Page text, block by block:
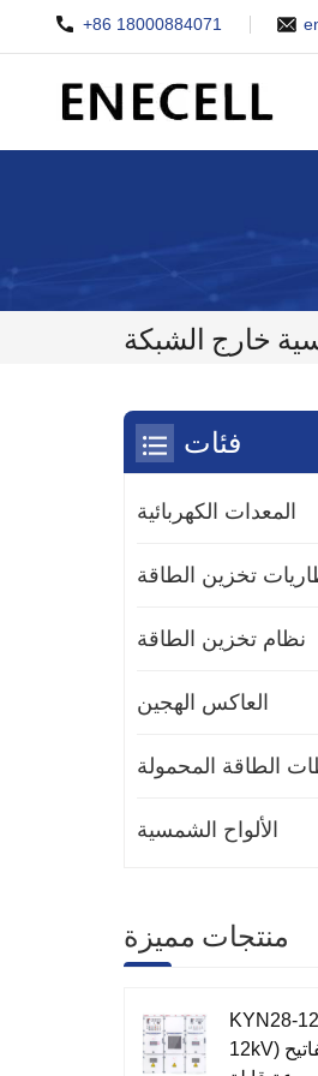
+86 18000884071
خارج الشبكة
فئات
المعدات الكهربائية
تخزين الطاقة
نظام تخزين الطاقة
العاكس الهجين
الطاقة المحمولة
الألواح الشمسية
منتجات مميزة
KYN28-
12kV) مجموعة مفاتيح